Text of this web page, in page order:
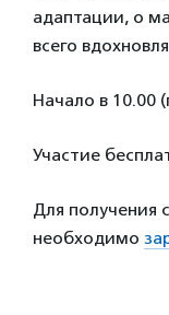
адаптации, о
всего
Начало в 10.00
Участие
Для получения
необходимо